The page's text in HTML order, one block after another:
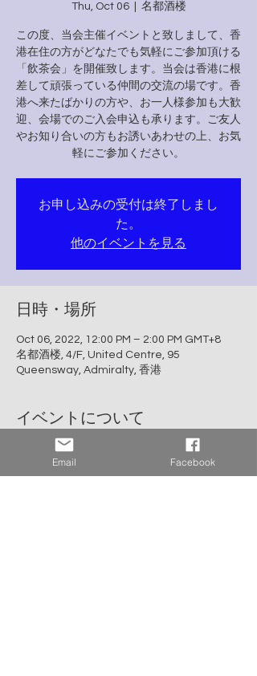
Thu, Oct 06
  |
名都酒楼
この度、当会主催イベントと致しまして、香
港在住の方がどなたでも気軽にご参加頂ける
「飲茶会」を開催致します。当会は香港に根
差して頑張っている仲間の交流の場です。香
港へ来たばかりの方や、お一人様参加も大歓
迎、会場でのご入会申込も承ります。ご友人
やお知り合いの方もお誘いあわせの上、お気
軽にご参加ください。
お申し込みの受付は終了しまし
た。
他のイベントを見る
日時・場所
Oct 06, 2022, 12:00 PM – 2:00 PM GMT+8
名都酒楼, 4/F, United Centre, 95
Queensway, Admiralty, 香港
イベントについて
●日時：10月6日(木)昼12:00～14:00終了予定
●会場：名都酒楼
Email Facebook